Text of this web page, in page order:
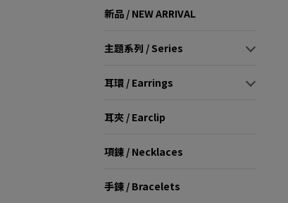
新品 / NEW ARRIVAL
主題系列 / Series
耳環 / Earrings
耳夾 / Earclip
項鍊 / Necklaces
手鍊 / Bracelets